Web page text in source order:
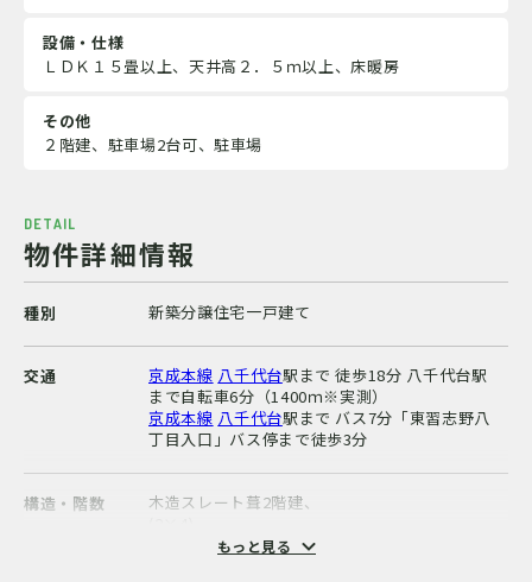
設備・仕様
ＬＤＫ１５畳以上、天井高２．５ｍ以上、床暖房
その他
２階建、駐車場2台可、駐車場
DETAIL
物件詳細情報
種別 新築分譲住宅一戸建て
交通 京成本線 八千代台駅まで 徒歩18分 八千代台駅
まで自転車6分（1400ｍ※実測）
京成本線 八千代台駅まで バス7分「東習志野八
丁目入口」バス停まで徒歩3分
構造・階数
木造スレート葺2階建、
もっと見る